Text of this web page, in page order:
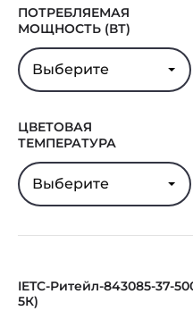
ПОТРЕБЛЯЕМАЯ
МОЩНОСТЬ (ВТ)
Выберите
ЦВЕТОВАЯ
ТЕМПЕРАТУРА
Выберите
IETC-Ритейл-843085-37-
5К)